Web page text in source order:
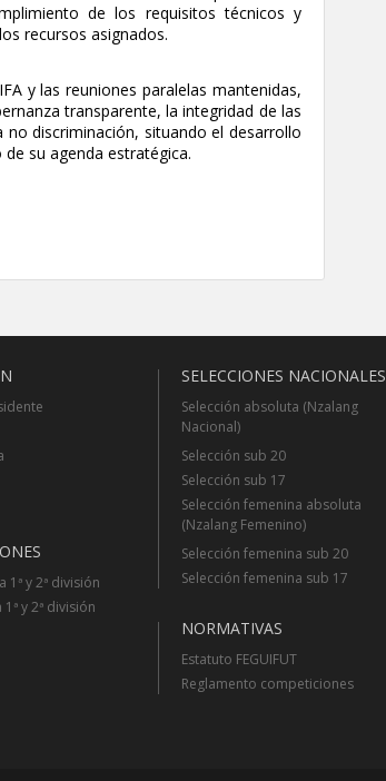
de los requisitos técnicos y
recursos asignados.
y las reuniones paralelas mantenidas,
transparente, la integridad de las
discriminación, situando el desarrollo
su agenda estratégica.
1ª y 2ª división
y 2ª división
SELECCIONES NACIONALES
Selección absoluta (Nzalang
Nacional)
Selección sub 20
Selección sub 17
Selección femenina absoluta
(Nzalang Femenino)
Selección femenina sub 20
Selección femenina sub 17
NORMATIVAS
Estatuto FEGUIFUT
Reglamento competiciones